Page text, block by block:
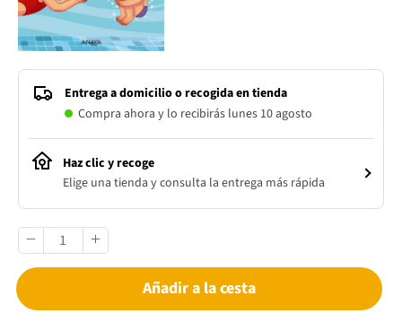
Entrega a domicilio o recogida en tienda
Compra ahora y lo recibirás lunes 10 agosto
Haz clic y recoge
Elige una tienda y consulta la entrega más rápida
Añadir a la cesta